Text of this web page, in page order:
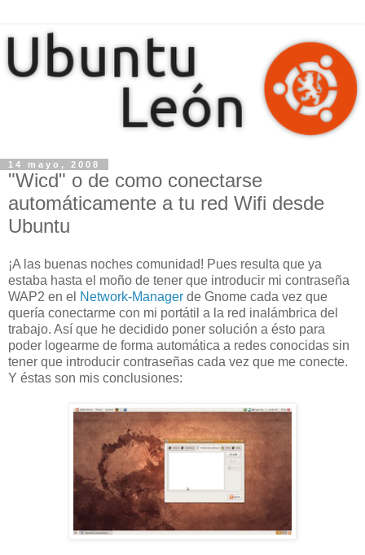
14 mayo, 2008
"Wicd" o de como conectarse
automáticamente a tu red Wifi desde
Ubuntu
¡A las buenas noches comunidad! Pues resulta que ya
estaba hasta el moño de tener que introducir mi contraseña
WAP2 en el Network-Manager de Gnome cada vez que
quería conectarme con mi portátil a la red inalámbrica del
trabajo. Así que he decidido poner solución a ésto para
poder logearme de forma automática a redes conocidas sin
tener que introducir contraseñas cada vez que me conecte.
Y éstas son mis conclusiones: